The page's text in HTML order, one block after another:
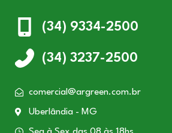
(34) 9334-2500
(34) 3237-2500
comercial@argreen.com.br
Uberlândia - MG